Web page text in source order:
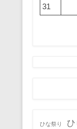
31
ひな祭り